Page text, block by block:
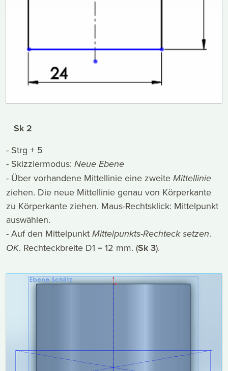
Sk 2
- Strg + 5
- Skizziermodus: Neue Ebene
- Über vorhandene Mittellinie eine zweite Mittellinie
ziehen. Die neue Mittellinie genau von Körperkante
zu Körperkante ziehen. Maus-Rechtsklick: Mittelpunkt
auswählen.
- Auf den Mittelpunkt Mittelpunkts-Rechteck setzen.
OK. Rechteckbreite D1 = 12 mm. (Sk 3).